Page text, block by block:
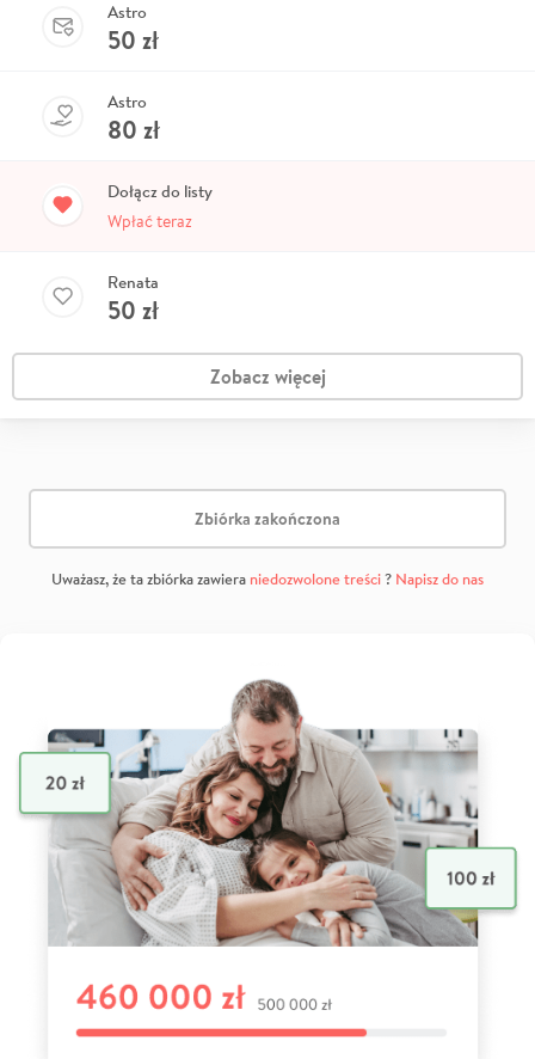
Astro
50 zł
Astro
80 zł
Dołącz do listy
Wpłać teraz
Renata
50 zł
Zobacz więcej
Zbiórka zakończona
Uważasz, że ta zbiórka zawiera niedozwolone treści? Napisz do nas